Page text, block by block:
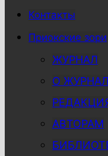
Контакты
Приокские зори
ЖУРНАЛ
О
АВТОРАМ